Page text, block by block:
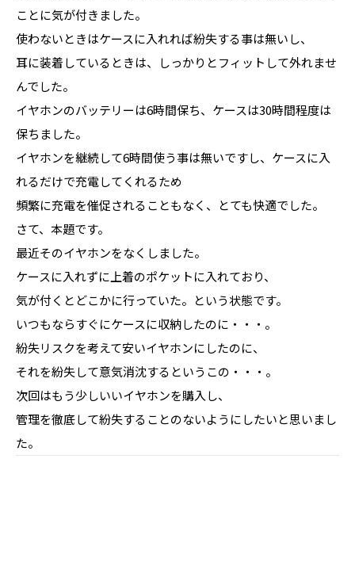
ことに気が付きました。
使わないときはケースに入れれば紛失する事は無いし、
耳に装着しているときは、しっかりとフィットして外れませ
んでした。
イヤホンのバッテリーは6時間保ち、ケースは30時間程度は
保ちました。
イヤホンを継続して6時間使う事は無いですし、ケースに入
れるだけで充電してくれるため
頻繁に充電を催促されることもなく、とても快適でした。
さて、本題です。
最近そのイヤホンをなくしました。
ケースに入れずに上着のポケットに入れており、
気が付くとどこかに行っていた。という状態です。
いつもならすぐにケースに収納したのに・・・。
紛失リスクを考えて安いイヤホンにしたのに、
それを紛失して意気消沈するというこの・・・。
次回はもう少しいいイヤホンを購入し、
管理を徹底して紛失することのないようにしたいと思いまし
た。